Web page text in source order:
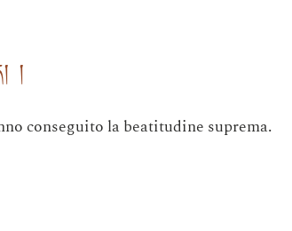
།
conseguito la beatitudine suprema.